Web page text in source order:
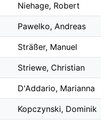
Niehage, Robert
Pawelko, Andreas
Sträßer, Manuel
Striewe, Christian
D'Addario, Marianna
Kopczynski, Dominik